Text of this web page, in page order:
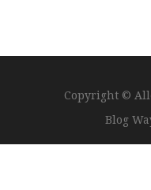
Copyright ©
Blog